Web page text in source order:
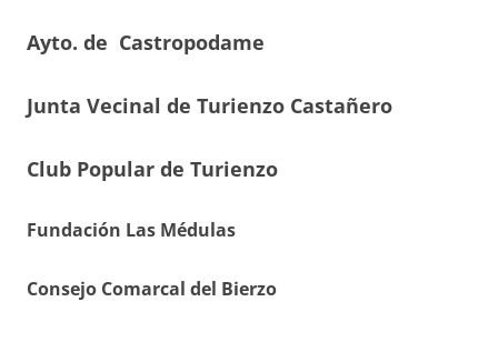
Ayto. de Castropodame
Junta Vecinal de Turienzo Castañero
Club Popular de Turienzo
Fundación Las Médulas
Consejo Comarcal del Bierzo